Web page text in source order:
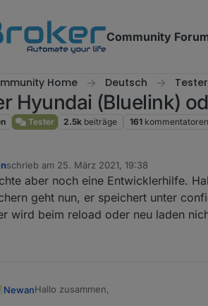
Community
Home Deutsch Tester
Hyundai (Bluelink)
Tester 2.5k beiträge 161 kommentatoren
schrieb am 25. März 2021, 19:38
zuletzt editiert von
aber noch eine Entwicklerhilfe.
geht nun, er speichert unter
wird beim reload oder neu laden
NewanHallo zusammen,